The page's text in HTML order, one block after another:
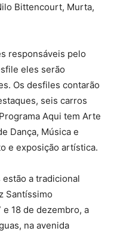
Bittencourt, Murta,
responsáveis pelo
eles serão
Os desfiles contarão
seis carros
Aqui tem Arte
Dança, Música e
e exposição artística.
a tradicional
Santíssimo
e 18 de dezembro, a
na avenida